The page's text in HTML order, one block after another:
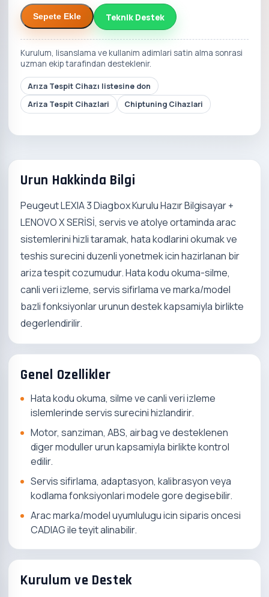
Sepete Ekle Teknik Destek
Kurulum, lisanslama ve kullanim adimlari satin alma sonrasi
uzman ekip tarafindan desteklenir.
Arıza Tespit Cihazı listesine don
Ariza Tespit Cihazlari
Chiptuning Cihazlari
Urun Hakkinda Bilgi
Peugeut LEXIA 3 Diagbox Kurulu Hazır Bilgisayar +
LENOVO X SERİSİ, servis ve atolye ortaminda arac
sistemlerini hizli taramak, hata kodlarini okumak ve
teshis surecini duzenli yonetmek icin hazirlanan bir
ariza tespit cozumudur. Hata kodu okuma-silme,
canli veri izleme, servis sifirlama ve marka/model
bazli fonksiyonlar urunun destek kapsamiyla birlikte
degerlendirilir.
Genel Ozellikler
Hata kodu okuma, silme ve canli veri izleme
islemlerinde servis surecini hizlandirir.
Motor, sanziman, ABS, airbag ve desteklenen
diger moduller urun kapsamiyla birlikte kontrol
edilir.
Servis sifirlama, adaptasyon, kalibrasyon veya
kodlama fonksiyonlari modele gore degisebilir.
Arac marka/model uyumlulugu icin siparis oncesi
CADIAG ile teyit alinabilir.
Kurulum ve Destek